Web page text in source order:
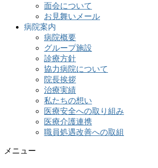
面会について
お見舞いメール
病院案内
病院概要
グループ施設
診療方針
協力病院について
院長挨拶
治療実績
私たちの想い
医療安全への取り組み
医療介護連携
職員処遇改善への取組
メニュー